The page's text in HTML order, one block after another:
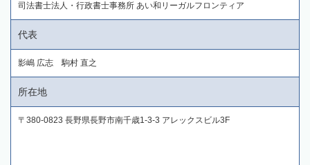
司法書士法人・行政書士事務所 あい和リーガルフロンティア
代表
影嶋 広志 駒村 直之
所在地
〒380-0823 長野県長野市南千歳1-3-3 アレックスビル3F